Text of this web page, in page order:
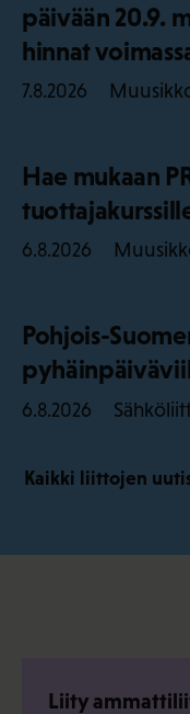
päivään 20.9.
hinnat
7.8.2026
Hae mukaan
6.8.2026
Pohjois-
6.8.2026
Kaikki liittojen
Liity